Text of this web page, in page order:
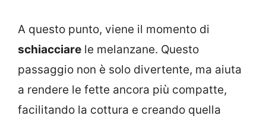
A questo punto, viene il momento di
schiacciare le melanzane. Questo
passaggio non è solo divertente, ma aiuta
a rendere le fette ancora più compatte,
facilitando la cottura e creando quella